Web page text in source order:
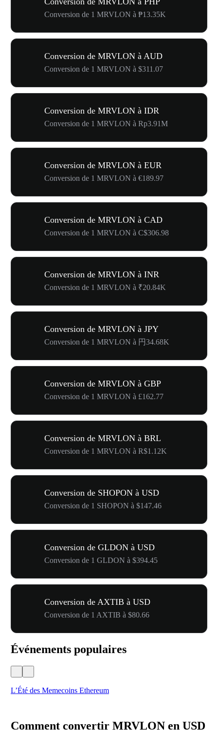
Conversion de 1 MRVLON à ₱13.35K
Conversion de MRVLON à AUD
Conversion de 1 MRVLON à $311.07
Conversion de MRVLON à IDR
Conversion de 1 MRVLON à Rp3.91M
Conversion de MRVLON à EUR
Conversion de 1 MRVLON à €189.97
Conversion de MRVLON à CAD
Conversion de 1 MRVLON à C$306.98
Conversion de MRVLON à INR
Conversion de 1 MRVLON à ₹20.84K
Conversion de MRVLON à JPY
Conversion de 1 MRVLON à 円34.68K
Conversion de MRVLON à GBP
Conversion de 1 MRVLON à £162.77
Conversion de MRVLON à BRL
Conversion de 1 MRVLON à R$1.12K
Conversion de SHOPON à USD
Conversion de 1 SHOPON à $147.46
Conversion de GLDON à USD
Conversion de 1 GLDON à $394.45
Conversion de AXTIB à USD
Conversion de 1 AXTIB à $80.66
Événements populaires
L’Été des Memecoins Ethereum
Comment convertir MRVLON en USD